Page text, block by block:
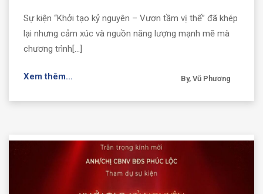
Sự kiện “Khởi tạo kỷ nguyên – Vươn tầm vị thế” đã khép
lại nhưng cảm xúc và nguồn năng lượng mạnh mẽ mà
chương trình[...]
Xem thêm... By, Vũ Phương